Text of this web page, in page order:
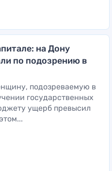
на Дону
по подозрению в
подозреваемую в
государственных
ущерб превысил